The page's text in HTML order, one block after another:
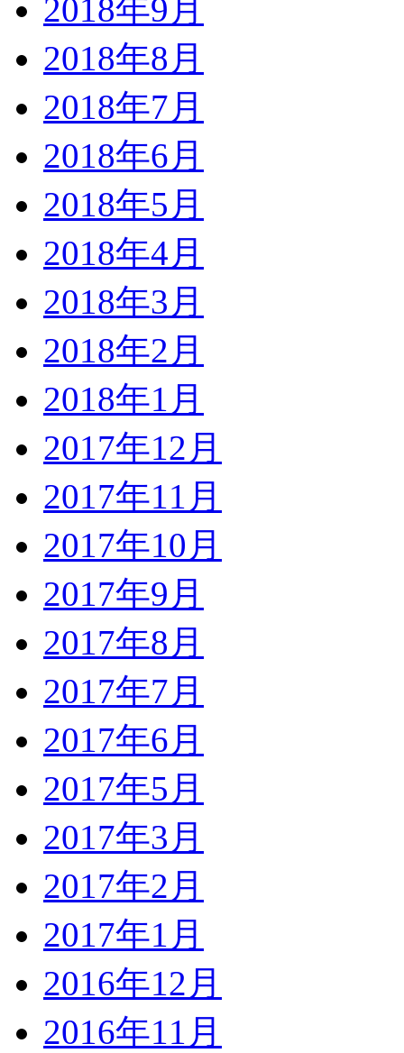
2018年9月
2018年8月
2018年7月
2018年6月
2018年5月
2018年4月
2018年3月
2018年2月
2018年1月
2017年12月
2017年11月
2017年10月
2017年9月
2017年8月
2017年7月
2017年6月
2017年5月
2017年3月
2017年2月
2017年1月
2016年12月
2016年11月